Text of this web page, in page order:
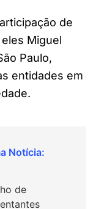
de
Miguel
Paulo,
entidades em
de